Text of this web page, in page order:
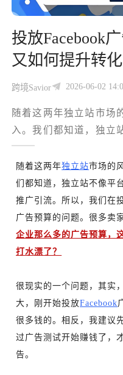
跨境报告
出海导航
出海交流群
了解出海网
投放Facebook
又如何提升转
跨境Savior 2026-06-02
随着这两年独立站市场
入。我们都知道，独立
要我们自己去推广引流
候，一定会优先考虑
问到：我们每个月没有
这样也可以投广告吗，
随着这两年独立站市场的
们都知道，独立站不像平
推广引流。所以，我们在
广告预算的问题。很多卖
企业那么多的广告预算，
打水漂了？
很现实的一个问题，其实
大，刚开始投放Facebook
很多钱的。相反，我建议
过广告测试开始赚钱了，
告。